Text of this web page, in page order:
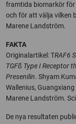
framtida biomarkör
och för att välja vilken
Marene Landström.
FAKTA
Originalartikel: TRAF6
TGFß Type I Receptor
Presenilin. Shyam
Wallenius,
Marene Landström.
De nya resultaten